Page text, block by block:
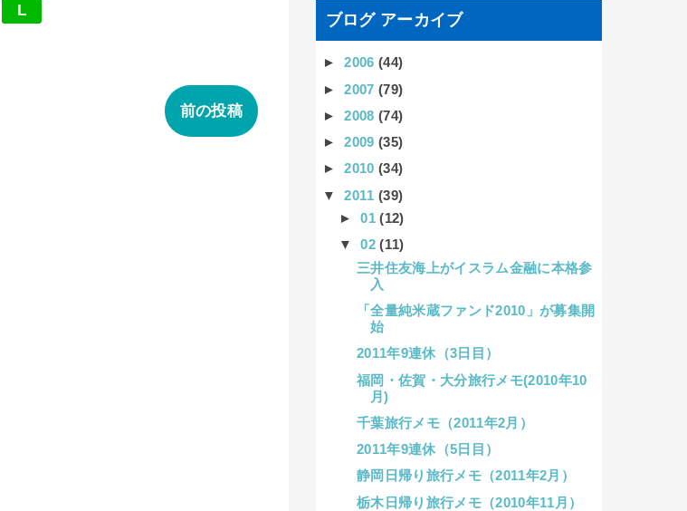
L
前の投稿
ブログ アーカイブ
►2006(44)
►2007(79)
►2008(74)
►2009(35)
►2010(34)
▼2011(39)
►01(12)
▼02(11)
三井住友海上がイスラム金融に本格参
入
「全量純米蔵ファンド2010」が募集開
始
2011年9連休（3日目）
福岡・佐賀・大分旅行メモ(2010年10
月)
千葉旅行メモ（2011年2月）
2011年9連休（5日目）
静岡日帰り旅行メモ（2011年2月）
栃木日帰り旅行メモ（2010年11月）